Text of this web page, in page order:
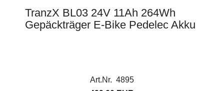
TranzX BL03 24V 11Ah 264Wh
Gepäckträger E-Bike Pedelec Akku
Art.Nr. 4895